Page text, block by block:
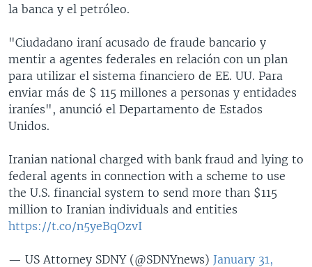
la banca y el petróleo.
"Ciudadano iraní acusado de fraude bancario y
mentir a agentes federales en relación con un plan
para utilizar el sistema financiero de EE. UU. Para
enviar más de $ 115 millones a personas y entidades
iraníes", anunció el Departamento de Estados
Unidos.
Iranian national charged with bank fraud and lying to
federal agents in connection with a scheme to use
the U.S. financial system to send more than $115
million to Iranian individuals and entities
https://t.co/n5yeBqOzvI
— US Attorney SDNY (@SDNYnews) January 31,